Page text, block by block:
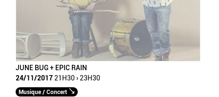
JUNE BUG + EPIC RAIN
24/11/2017 21H30 › 23H30
Musique / Concert